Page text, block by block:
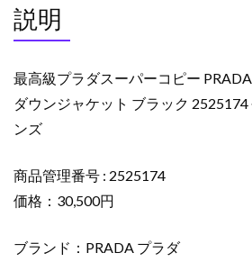
新
作
イ
ロ
ン
ウ
ン
ャ
説明
最高級プラダスーパーコピー
ダウンジャケット ブラック 2525174
ンズ
商品管理番号 : 2525174
価格：30,500円
ブランド：PRADA プラダ